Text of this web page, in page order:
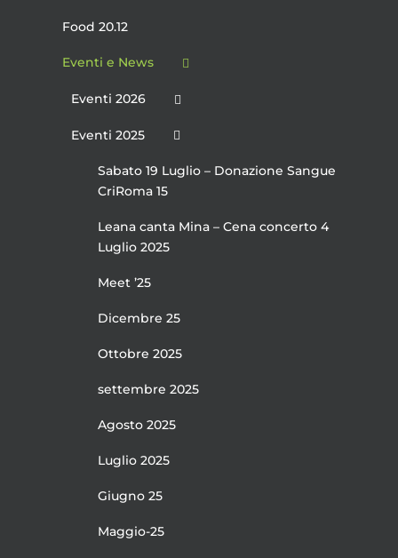
Food 20.12
Eventi e News
Eventi 2026
Eventi 2025
Sabato 19 Luglio – Donazione Sangue
CriRoma 15
Leana canta Mina – Cena concerto 4
Luglio 2025
Meet ’25
Dicembre 25
Ottobre 2025
settembre 2025
Agosto 2025
Luglio 2025
Giugno 25
Maggio-25